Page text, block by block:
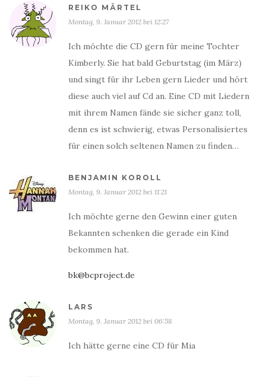
REIKO MÄRTEL
Montag, 9. Januar 2012 bei 12:27
Ich möchte die CD gern für meine Tochter
Kimberly. Sie hat bald Geburtstag (im März)
und singt für ihr Leben gern Lieder und hört
diese auch viel auf Cd an. Eine CD mit Liedern
mit ihrem Namen fände sie sicher ganz toll,
denn es ist schwierig, etwas Personalisiertes
für einen solch seltenen Namen zu finden…
BENJAMIN KOROLL
Montag, 9. Januar 2012 bei 11:21
Ich möchte gerne den Gewinn einer guten
Bekannten schenken die gerade ein Kind
bekommen hat.
bk@bcproject.de
LARS
Montag, 9. Januar 2012 bei 06:58
Ich hätte gerne eine CD für Mia